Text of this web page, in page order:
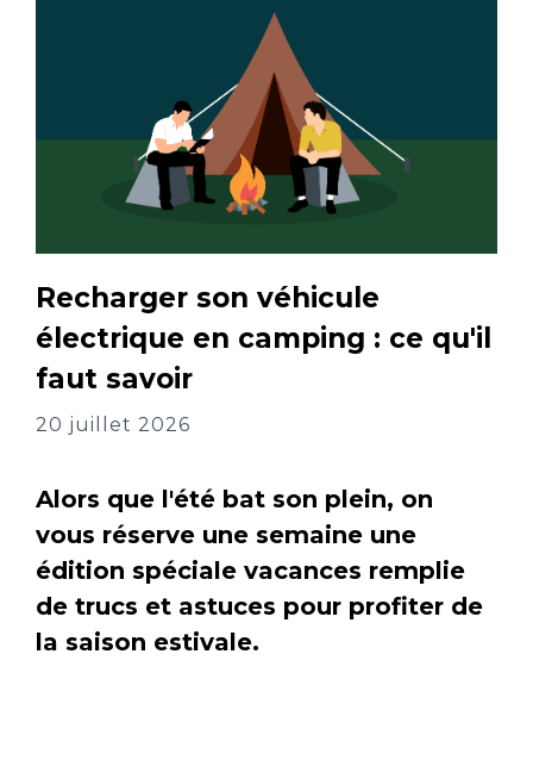
Recharger son véhicule
électrique en camping : ce qu'il
faut savoir
20 juillet 2026
Alors que l'été bat son plein, on
vous réserve une semaine une
édition spéciale vacances remplie
de trucs et astuces pour profiter de
la saison estivale.